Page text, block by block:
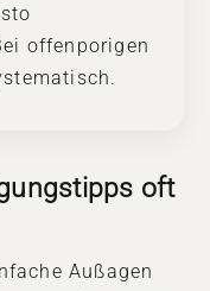
offenporigen
oft
Außagen